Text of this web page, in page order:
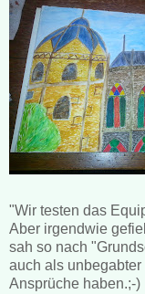
"Wir testen das
Aber irgendwie
sah so nach
auch als
Ansprüche haben.;-)